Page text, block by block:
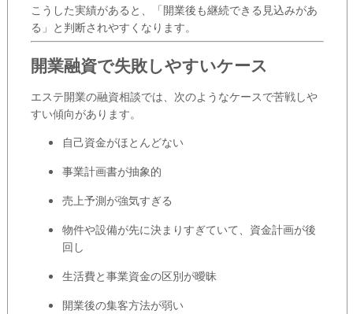
こうした実績があると、「開業後も継続できる見込みがあ
る」と判断されやすくなります。
開業融資で失敗しやすいケース
エステ開業の融資相談では、次のようなケースで苦戦しや
すい傾向があります。
自己資金がほとんどない
事業計画書が抽象的
売上予測が強気すぎる
物件や設備が先に決まりすぎていて、資金計画が後
回し
生活費と事業資金の区別が曖昧
開業後の集客方法が弱い